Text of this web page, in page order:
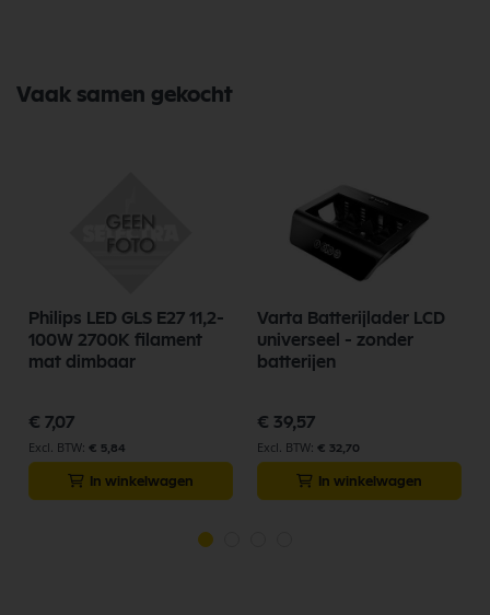
Vaak samen gekocht
Philips LED GLS E27 11,2-
100W 2700K filament
mat dimbaar
€ 7,07
€ 5,84
In winkelwagen
Varta Batterijlader LCD
universeel - zonder
batterijen
€ 39,57
€ 32,70
In winkelwagen